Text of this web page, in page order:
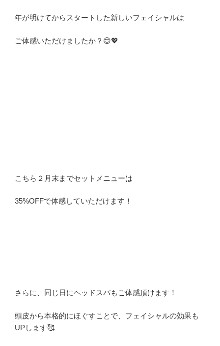
年が明けてからスタートした新しいフェイシャルは
ご体感いただけましたか？😊💖
こちら２月末までセットメニューは
35%OFFで体感していただけます！
さらに、同じ日にヘッドスパもご体感頂けます！
頭皮から本格的にほぐすことで、フェイシャルの効果も
UPします🥰